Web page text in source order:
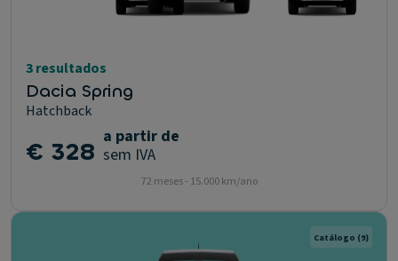
3 resultados
Dacia Spring
Hatchback
€ 328 a partir de
sem IVA
72 meses - 15.000 km/ano
Catálogo (9)